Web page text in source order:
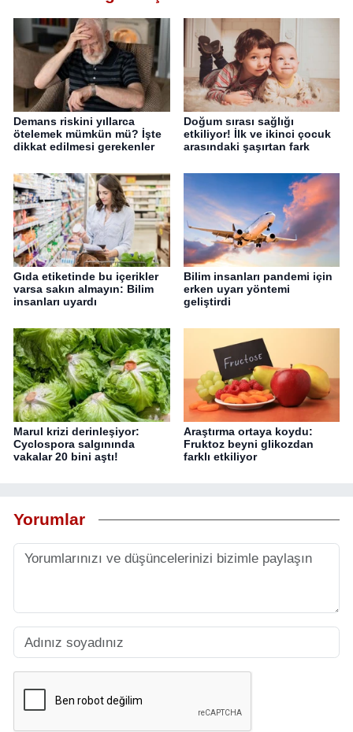
Demans riskini yıllarca
ötelemek mümkün mü? İşte
dikkat edilmesi gerekenler
Doğum sırası sağlığı
etkiliyor! İlk ve ikinci çocuk
arasındaki şaşırtan fark
Gıda etiketinde bu içerikler
varsa sakın almayın: Bilim
insanları uyardı
Bilim insanları pandemi için
erken uyarı yöntemi
geliştirdi
Marul krizi derinleşiyor:
Cyclospora salgınında
vakalar 20 bini aştı!
Araştırma ortaya koydu:
Fruktoz beyni glikozdan
farklı etkiliyor
Yorumlar